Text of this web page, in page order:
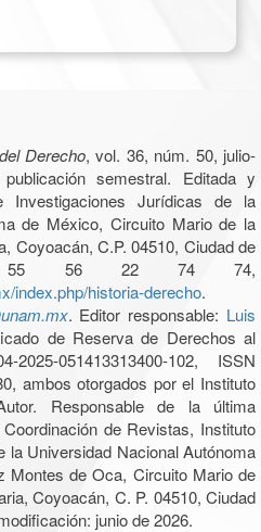
Derecho, vol. 36, núm. 50, julio-
semestral. Editada y
Jurídicas de la
de México, Circuito Mario de la
Coyoacán, C.P. 04510, Ciudad de
55 56 22 74 74,
index.php/historia-derecho.
. Editor responsable: Luis
de Reserva de Derechos al
051413313400-102, ISSN
ambos otorgados por el Instituto
Responsable de la última
de Revistas, Instituto
Universidad Nacional Autónoma
Montes de Oca, Circuito Mario de
Coyoacán, C. P. 04510, Ciudad
junio de 2026.